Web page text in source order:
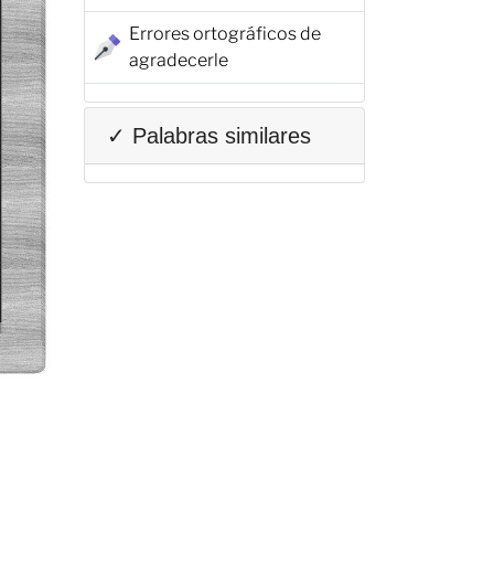
Errores ortográficos de
agradecerle
✓ Palabras similares